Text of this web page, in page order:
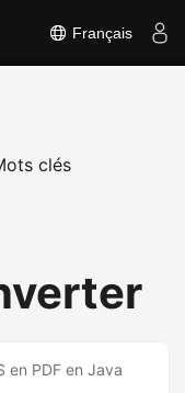
Français
clés